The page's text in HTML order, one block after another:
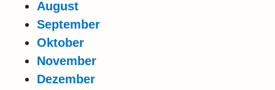
August
September
Oktober
November
Dezember